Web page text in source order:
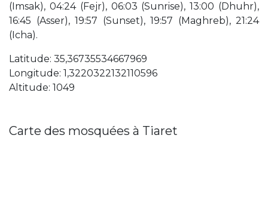
(Imsak), 04:24 (Fejr), 06:03 (Sunrise), 13:00 (Dhuhr),
16:45 (Asser), 19:57 (Sunset), 19:57 (Maghreb), 21:24
(Icha).
Latitude: 35,36735534667969
Longitude: 1,3220322132110596
Altitude: 1049
Carte des mosquées à Tiaret